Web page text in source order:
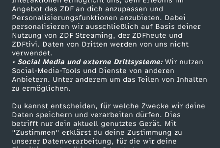
Angebot des ZDF an dich anzupassen und
Personalisierungsfunktionen anzubieten. Dabei
personalisieren wir ausschließlich auf Basis deiner
Nutzung von ZDF Streaming, der ZDFheute und
ZDFtivi. Daten von Dritten werden von uns nicht
verwendet.
• Social Media und externe Drittsysteme:Wir nutzen
Social-Media-Tools und Dienste von anderen
Anbietern. Unter anderem um das Teilen von Inhalten
zu ermöglichen.
Du kannst entscheiden, für welche Zwecke wir deine
Daten speichern und verarbeiten dürfen. Dies
betrifft nur dein aktuell genutztes Gerät. Mit
"Zustimmen" erklärst du deine Zustimmung zu
unserer Datenverarbeitung, für die wir deine
s
e
m
T
i
TV-Programm
ZDF Unternehmen
Karriere
ZDF goes Schule
Werbefernsehen
Mainzelmännchen